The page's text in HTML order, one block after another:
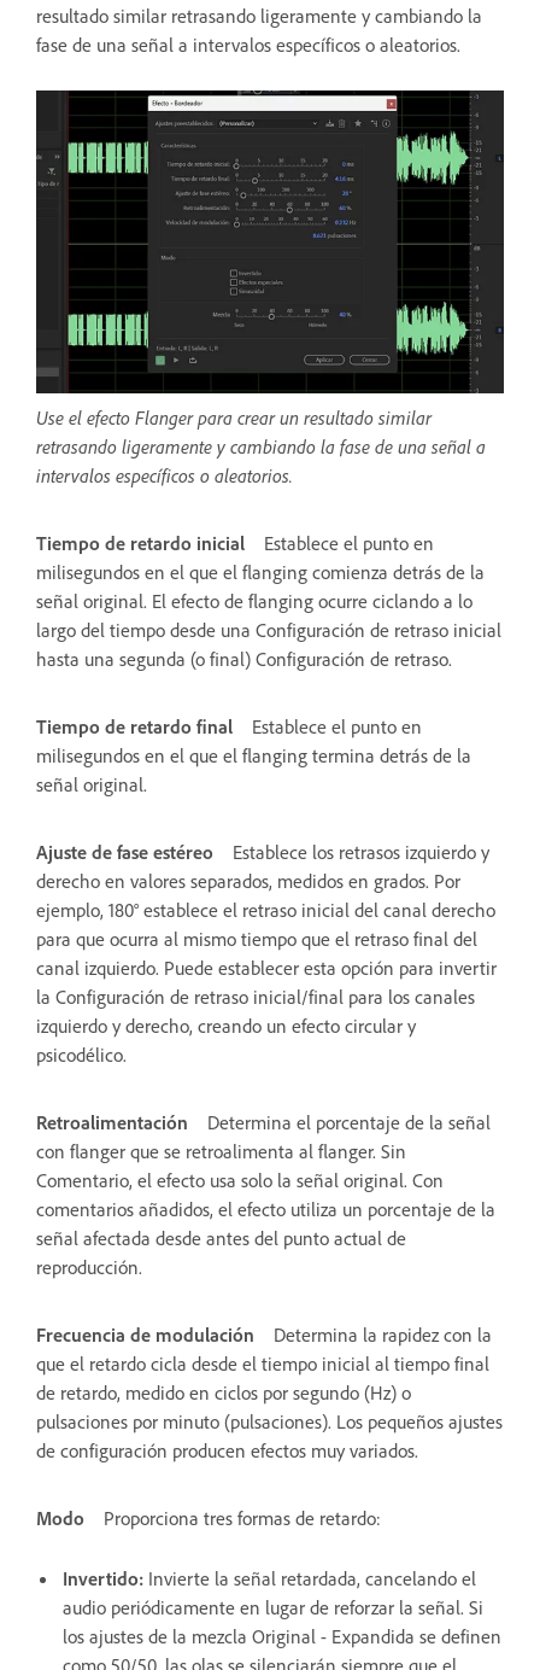
resultado similar retrasando ligeramente y cambiando la
fase de una señal a intervalos específicos o aleatorios.
Use el efecto Flanger para crear un resultado similar
retrasando ligeramente y cambiando la fase de una señal a
intervalos específicos o aleatorios.
Tiempo de retardo inicial
Establece el punto en
milisegundos en el que el flanging comienza detrás de la
señal original. El efecto de flanging ocurre ciclando a lo
largo del tiempo desde una Configuración de retraso inicial
hasta una segunda (o final) Configuración de retraso.
Tiempo de retardo final
Establece el punto en
milisegundos en el que el flanging termina detrás de la
señal original.
Ajuste de fase estéreo
Establece los retrasos izquierdo y
derecho en valores separados, medidos en grados. Por
ejemplo, 180° establece el retraso inicial del canal derecho
para que ocurra al mismo tiempo que el retraso final del
canal izquierdo. Puede establecer esta opción para invertir
la Configuración de retraso inicial/final para los canales
izquierdo y derecho, creando un efecto circular y
psicodélico.
Retroalimentación
Determina el porcentaje de la señal
con flanger que se retroalimenta al flanger. Sin
Comentario, el efecto usa solo la señal original. Con
comentarios añadidos, el efecto utiliza un porcentaje de la
señal afectada desde antes del punto actual de
reproducción.
Frecuencia de modulación
Determina la rapidez con la
que el retardo cicla desde el tiempo inicial al tiempo final
de retardo, medido en ciclos por segundo (Hz) o
pulsaciones por minuto (pulsaciones). Los pequeños ajustes
de configuración producen efectos muy variados.
Modo Proporciona tres formas de retardo:
Invertido: Invierte la señal retardada, cancelando el
audio periódicamente en lugar de reforzar la señal. Si
los ajustes de la mezcla Original - Expandida se definen
como 50/50, las olas se silenciarán siempre que el